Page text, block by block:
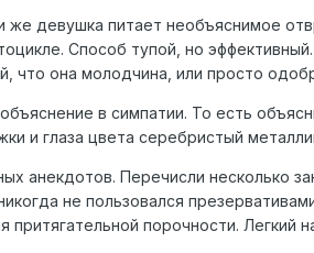
девушка питает необъяснимое
Способ тупой, но
что она молодчина, или просто
в симпатии. То есть
и глаза цвета серебристый
анекдотов. Перечисли несколько
не пользовался
порочности. Легкий